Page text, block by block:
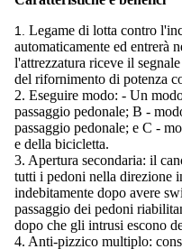
1. Legame di lotta contro
automaticamente ed entrerà
l'attrezzatura riceve il
del rifornimento di potenza
2. Eseguire modo: - Un
passaggio pedonale; B -
passaggio pedonale; e C -
e della bicicletta.
3. Apertura secondaria: il
tutti i pedoni nella direzione
indebitamente dopo avere
passaggio dei pedoni
dopo che gli intrusi escono
4. Anti-pizzico multiplo: